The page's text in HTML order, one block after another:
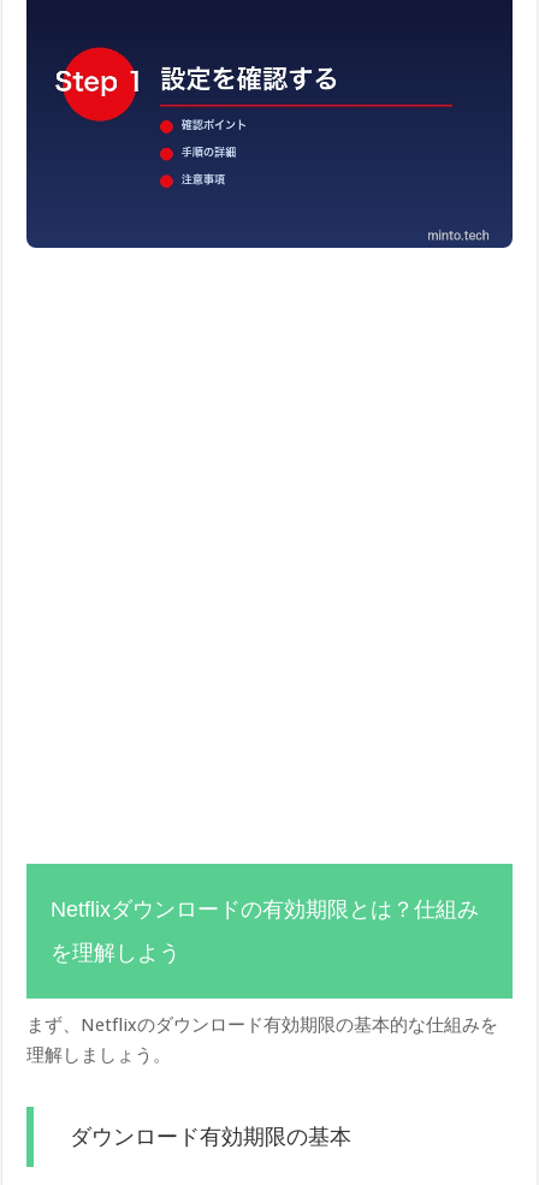
Netflixダウンロードの有効期限とは？仕組み
を理解しよう
まず、Netflixのダウンロード有効期限の基本的な仕組みを
理解しましょう。
ダウンロード有効期限の基本